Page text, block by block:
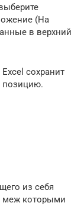
(На
в верхний
сохранит
позицию.
из себя
меж которыми